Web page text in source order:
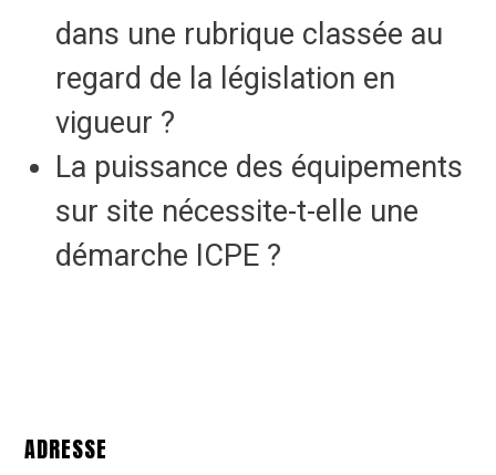
dans une rubrique classée au
regard de la législation en
vigueur ?
La puissance des équipements
sur site nécessite-t-elle une
démarche ICPE ?
ADRESSE